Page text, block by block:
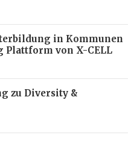
in Kommunen
Plattform von X-CELL
zu Diversity &